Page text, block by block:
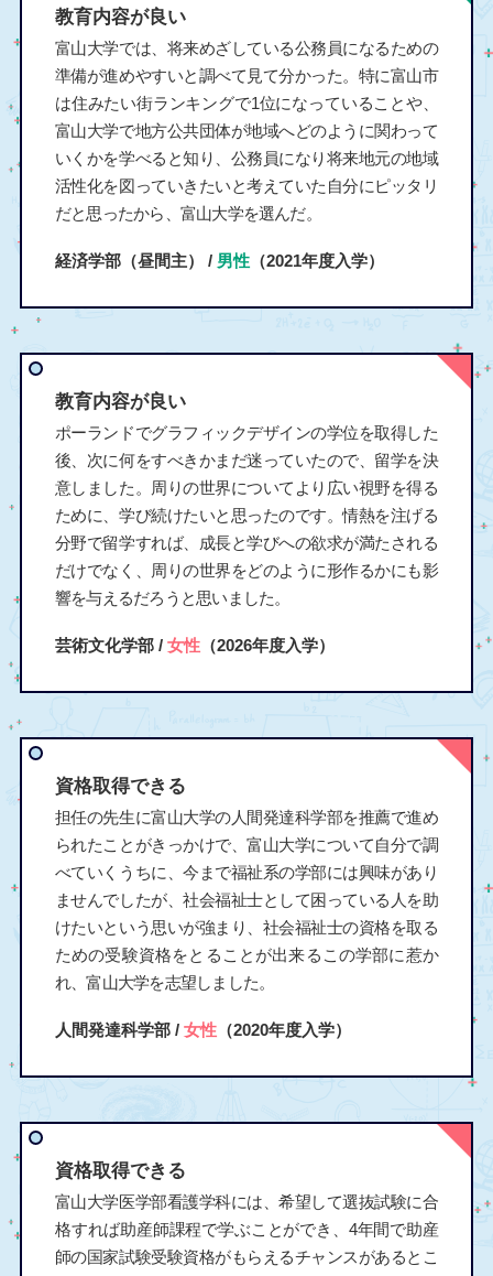
教育内容が良い
富山大学では、将来めざしている公務員になるための
準備が進めやすいと調べて見て分かった。特に富山市
は住みたい街ランキングで1位になっていることや、
富山大学で地方公共団体が地域へどのように関わって
いくかを学べると知り、公務員になり将来地元の地域
活性化を図っていきたいと考えていた自分にピッタリ
だと思ったから、富山大学を選んだ。
経済学部（昼間主） / 男性（2021年度入学）
教育内容が良い
ポーランドでグラフィックデザインの学位を取得した
後、次に何をすべきかまだ迷っていたので、留学を決
意しました。周りの世界についてより広い視野を得る
ために、学び続けたいと思ったのです。情熱を注げる
分野で留学すれば、成長と学びへの欲求が満たされる
だけでなく、周りの世界をどのように形作るかにも影
響を与えるだろうと思いました。
芸術文化学部 / 女性（2026年度入学）
資格取得できる
担任の先生に富山大学の人間発達科学部を推薦で進め
られたことがきっかけで、富山大学について自分で調
べていくうちに、今まで福祉系の学部には興味があり
ませんでしたが、社会福祉士として困っている人を助
けたいという思いが強まり、社会福祉士の資格を取る
ための受験資格をとることが出来るこの学部に惹か
れ、富山大学を志望しました。
人間発達科学部 / 女性（2020年度入学）
資格取得できる
富山大学医学部看護学科には、希望して選抜試験に合
格すれば助産師課程で学ぶことができ、4年間で助産
師の国家試験受験資格がもらえるチャンスがあるとこ